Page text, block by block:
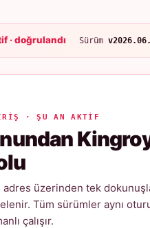
· doğrulandı Sürüm
· ŞU AN AKTIF
adres üzerinden tek
Tüm sürümler aynı
çalışır.